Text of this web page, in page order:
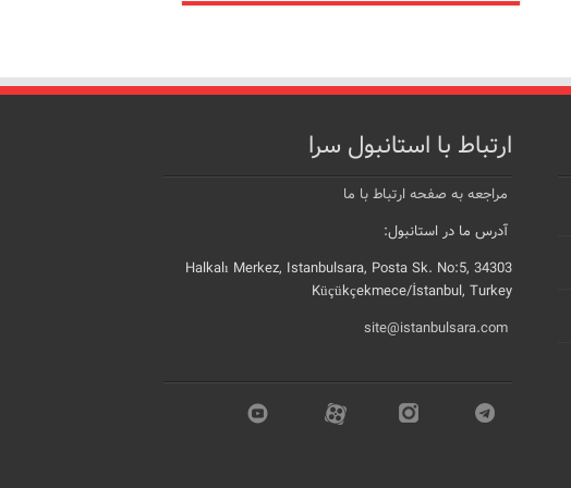
ارتباط با استانبول سرا
مراجعه به صفحه ارتباط با ما
آدرس ما در استانبول:
Halkalı Merkez, Istanbulsara, Posta Sk. No:5, 34303
Küçükçekmece/İstanbul, Turkey
site@istanbulsara.com